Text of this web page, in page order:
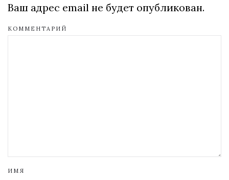
Ваш адрес email не будет опубликован.
КОММЕНТАРИЙ
ИМЯ